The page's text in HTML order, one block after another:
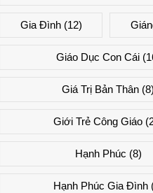
Gia Đình(12)
Giáo Dục Con Cái
Giá Trị Bản Thân (8)
Giới Trẻ Công Giáo
Hạnh Phúc (8)
Hạnh Phúc Gia Đình